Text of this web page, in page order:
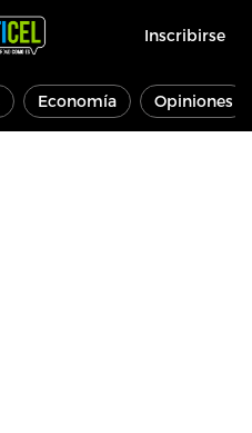
Inscribirse
Economía Opiniones